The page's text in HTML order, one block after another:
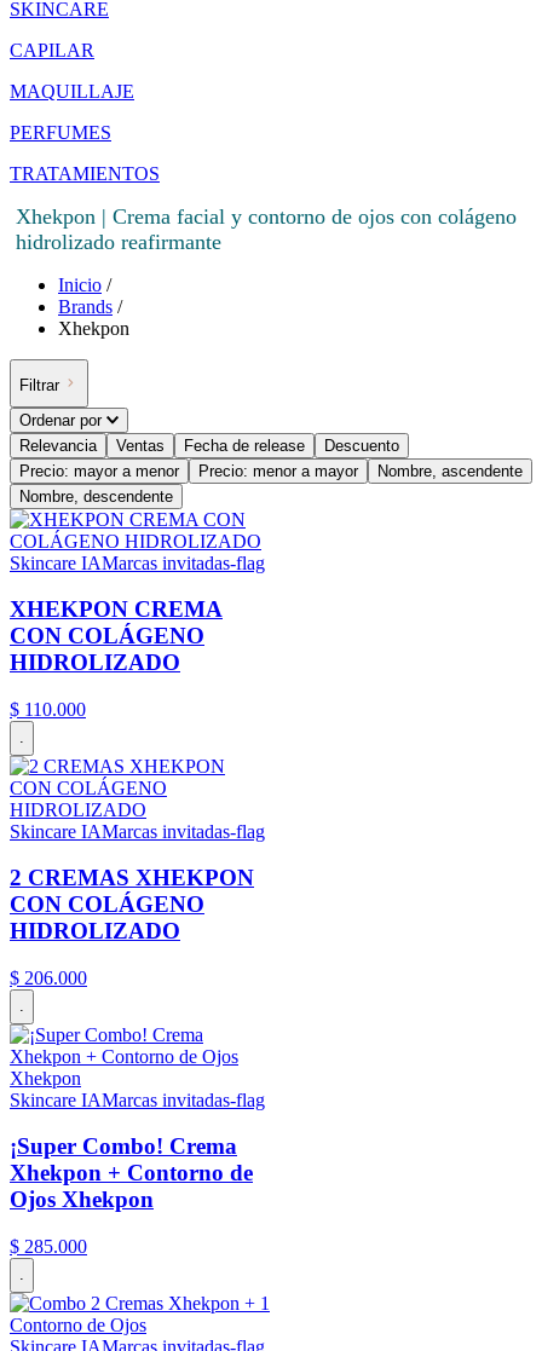
SKINCARE
CAPILAR
MAQUILLAJE
PERFUMES
TRATAMIENTOS
Xhekpon | Crema facial y contorno de ojos con colágeno
hidrolizado reafirmante
Inicio /
Brands /
Xhekpon
Filtrar
Ordenar por
Relevancia
Ventas Fecha de release
Descuento
Precio: mayor a menor
Precio: menor a mayor
Nombre, ascendente
Nombre, descendente
Skincare IAMarcas invitadas-flag
XHEKPON CREMA
CON COLÁGENO
HIDROLIZADO
$ 110.000
.
Skincare IAMarcas invitadas-flag
2 CREMAS XHEKPON
CON COLÁGENO
HIDROLIZADO
$ 206.000
.
Skincare IAMarcas invitadas-flag
¡Super Combo! Crema
Xhekpon + Contorno de
Ojos Xhekpon
$ 285.000
.
Skincare IAMarcas invitadas-flag